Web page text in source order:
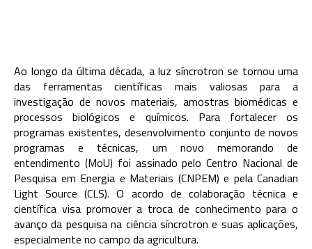
Ao longo da última década, a luz síncrotron se tornou uma
das ferramentas científicas mais valiosas para a
investigação de novos materiais, amostras biomédicas e
processos biológicos e químicos. Para fortalecer os
programas existentes, desenvolvimento conjunto de novos
programas e técnicas, um novo memorando de
entendimento (MoU) foi assinado pelo Centro Nacional de
Pesquisa em Energia e Materiais (CNPEM) e pela Canadian
Light Source (CLS). O acordo de colaboração técnica e
científica visa promover a troca de conhecimento para o
avanço da pesquisa na ciência síncrotron e suas aplicações,
especialmente no campo da agricultura.